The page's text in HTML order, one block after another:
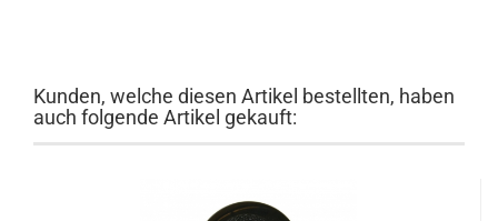
Kunden, welche diesen Artikel bestellten, haben
auch folgende Artikel gekauft: